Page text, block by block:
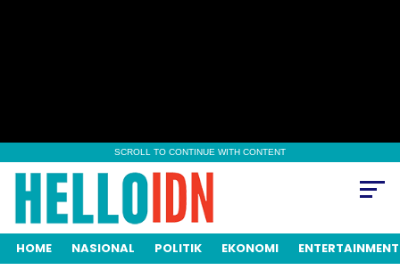
SCROLL TO CONTINUE WITH CONTENT
HOME NASIONAL POLITIK EKONOMI ENTERTAINMENT